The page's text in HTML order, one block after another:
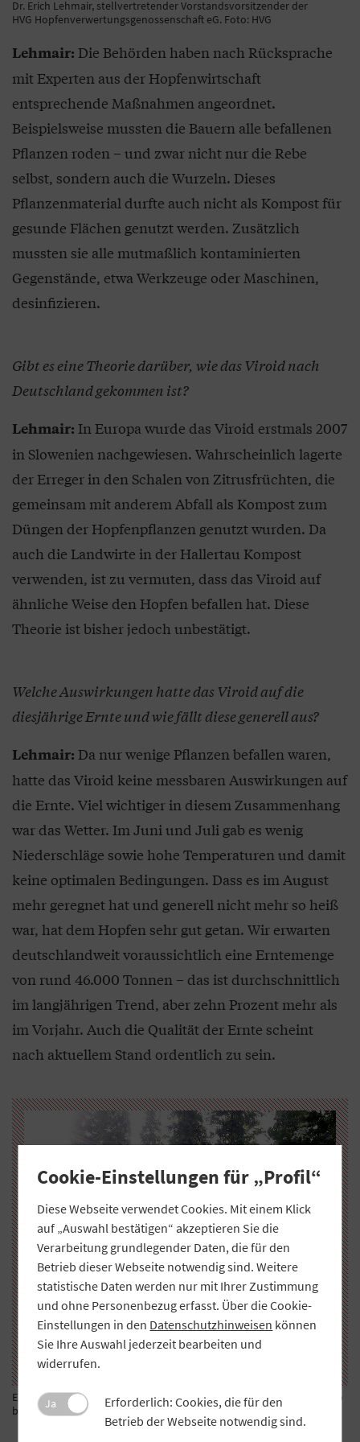
Dr. Erich Lehmair, stellvertretender Vorstandsvorsitzender der
HVG Hopfenverwertungsgenossenschaft eG. Foto: HVG
Lehmair: Die Behörden haben nach Rücksprache
mit Experten aus der Hopfenwirtschaft
entsprechende Maßnahmen angeordnet.
Beispielsweise mussten die Bauern alle befallenen
Pflanzen roden – und zwar nicht nur die Rebe
selbst, sondern auch die Wurzeln. Dieses
Pflanzenmaterial durfte auch nicht als Kompost für
gesunde Flächen genutzt werden. Zusätzlich
mussten sie alle mutmaßlich kontaminierten
Gegenstände, etwa Werkzeuge oder Maschinen,
desinfizieren.
Gibt es eine Theorie darüber, wie das Viroid nach
Deutschland gekommen ist?
Lehmair: In Europa wurde das Viroid erstmals 2007
in Slowenien nachgewiesen. Wahrscheinlich lagerte
der Erreger in den Schalen von Zitrusfrüchten, die
gemeinsam mit anderem Abfall als Kompost zum
Düngen der Hopfenpflanzen genutzt wurden. Da
auch die Landwirte in der Hallertau Kompost
verwenden, ist zu vermuten, dass das Viroid auf
ähnliche Weise den Hopfen befallen hat. Diese
Theorie ist bisher jedoch unbestätigt.
Welche Auswirkungen hatte das Viroid auf die
diesjährige Ernte und wie fällt diese generell aus?
Lehmair: Da nur wenige Pflanzen befallen waren,
hatte das Viroid keine messbaren Auswirkungen auf
die Ernte. Viel wichtiger in diesem Zusammenhang
war das Wetter. Im Juni und Juli gab es wenig
Niederschläge sowie hohe Temperaturen und damit
keine optimalen Bedingungen. Dass es im August
mehr geregnet hat und generell nicht mehr so heiß
war, hat dem Hopfen sehr gut getan. Wir erwarten
deutschlandweit voraussichtlich eine Erntemenge
von rund 46.000 Tonnen – das ist durchschnittlich
im langjährigen Trend, aber zehn Prozent mehr als
im Vorjahr. Auch die Qualität der Ernte scheint
nach aktuellem Stand ordentlich zu sein.
Erntezeit: Von Ende August bis Ende September herrscht Hochbetrieb
bei den Hallertauer Hopfenbauern. Foto: HVG
Cookie-Einstellungen für „Profil“
Diese Webseite verwendet Cookies. Mit einem Klick
auf „Auswahl bestätigen“ akzeptieren Sie die
Verarbeitung grundlegender Daten, die für den
Betrieb dieser Webseite notwendig sind. Weitere
statistische Daten werden nur mit Ihrer Zustimmung
und ohne Personenbezug erfasst. Über die Cookie-
Einstellungen in den Datenschutzhinweisen können
Sie Ihre Auswahl jederzeit bearbeiten und
widerrufen.
Ja
Erforderlich: Cookies, die für den
Betrieb der Webseite notwendig sind.